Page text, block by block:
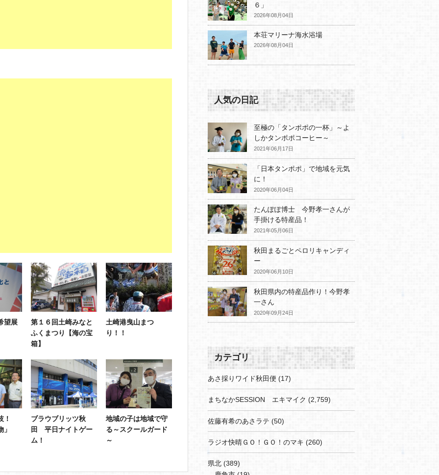
望展
第１６回土崎みなと
ふくまつり【海の宝
箱】
土崎港曳山まつ
り！！
！
ブラウブリッツ秋
田 平日ナイトゲー
ム！
地域の子は地域で守
る～スクールガード
～
６」
2026年08月04日
本荘マリーナ海水浴場
2026年08月04日
人気の日記
至極の「タンポポの一杯」～よ
しかタンポポコーヒー～
2021年06月17日
「日本タンポポ」で地域を元気
に！
2020年06月04日
たんぽぽ博士 今野孝一さんが
手掛ける特産品！
2021年05月06日
秋田まるごとペロリキャンディ
ー
2020年06月10日
秋田県内の特産品作り！今野孝
一さん
2020年09月24日
カテゴリ
あさ採りワイド秋田便 (17)
まちなかSESSION エキマイク (2,759)
佐藤有希のあさラテ (50)
ラジオ快晴ＧＯ！ＧＯ！のマキ (260)
県北 (389)